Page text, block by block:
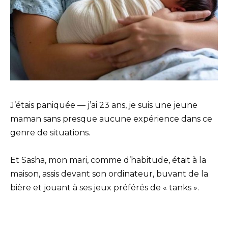
J’étais paniquée — j’ai 23 ans, je suis une jeune
maman sans presque aucune expérience dans ce
genre de situations.
Et Sasha, mon mari, comme d’habitude, était à la
maison, assis devant son ordinateur, buvant de la
bière et jouant à ses jeux préférés de « tanks ».